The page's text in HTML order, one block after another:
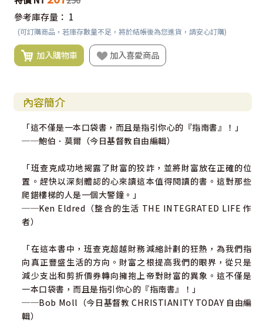
參考庫存量： 1
(可訂購商品，若庫存數量不足，將於結帳後為您進貨，請安心訂購)
加入購物車 加入喜愛商品
內容簡介
「這不僅是一本口袋書，而且是指引你心的『指南書』！」
──鮑伯．莫爾（今日基督教自由編輯）
「班查克成功地揭露了財富的狡詐，並將財富放在正確的位
置。趕快以深刻體認的心來讀這本值得閱讀的書。這對那些
爬錯樓梯的人是一個大警鐘。」
──Ken Eldred（整合的生活 THE INTEGRATED LIFE 作
者）
「在這本書中，班查克超越財務減縮計劃的狂熱，為我們指
向真正豐盛生活的方向。財富之根提高我們的眼界，從只是
減少支出和剪折價券轉向擁抱上帝對財富的異象。這不僅是
一本口袋書，而且是指引你心的『指南書』！」
──Bob Moll（今日基督教 CHRISTIANITY TODAY 自由編
輯）